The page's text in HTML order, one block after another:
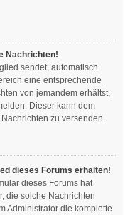
Nachrichten!
sendet, automatisch
eine entsprechende
von jemandem erhältst,
Dieser kann dem
zu versenden.
dieses Forums erhalten!
dieses Forums hat
die solche Nachrichten
Administrator die komplette